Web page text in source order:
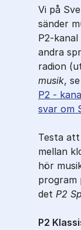
Vi på
sänder
P2-
andra
radion
musik,
P2 -
svar om
Testa
mellan
hör
program
det P2
P2